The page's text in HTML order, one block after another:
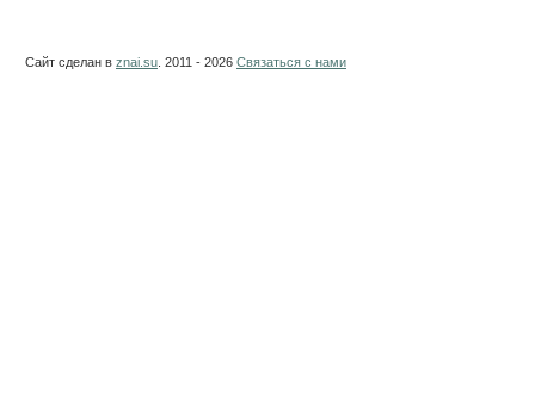
Сайт сделан в znai.su . 2011 - 2026 Связаться с нами